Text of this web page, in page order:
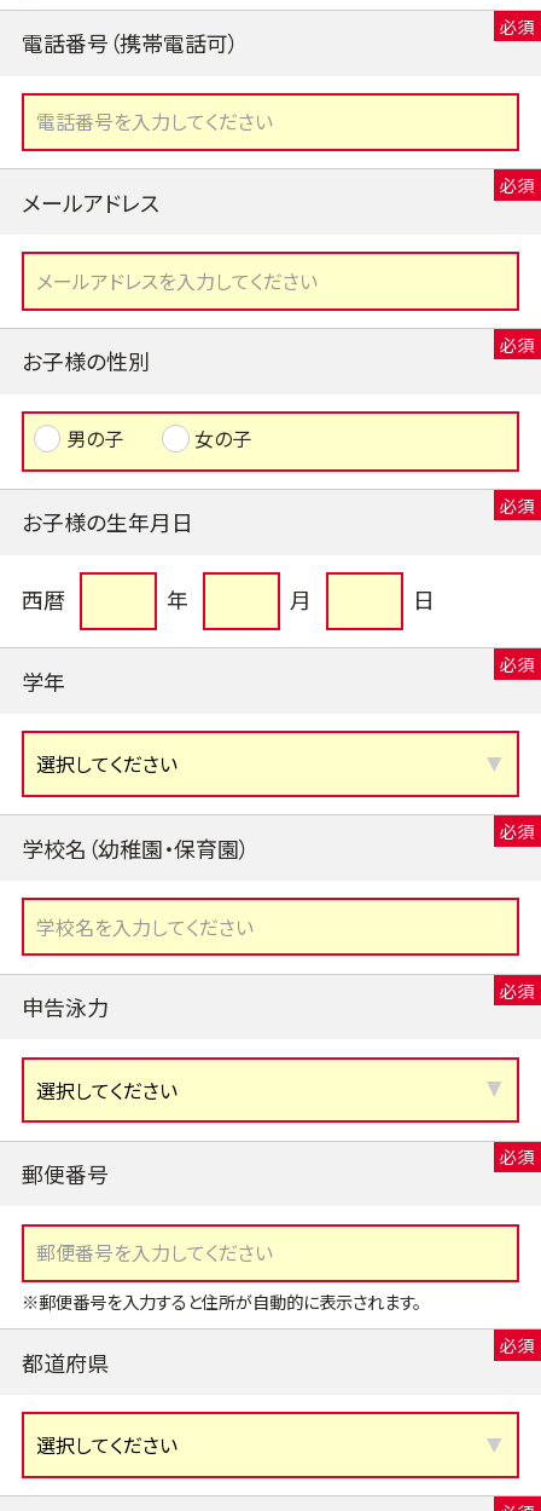
電話番号（携帯電話可）
メールアドレス
お子様の性別
男の子 女の子
お子様の生年月日
西暦 年 月 日
学年
学校名（幼稚園・保育園）
申告泳力
郵便番号
※郵便番号を入力すると住所が自動的に表示されます。
都道府県